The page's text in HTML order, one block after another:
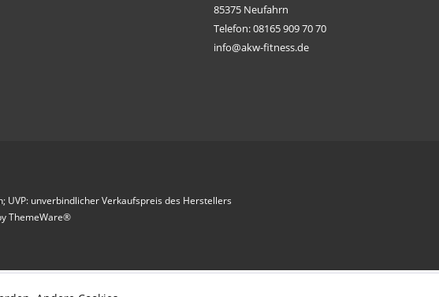
85375 Neufahrn
Telefon: 08165 909 70 70
info@akw-fitness.de
UVP: unverbindlicher Verkaufspreis des Herstellers
ThemeWare®